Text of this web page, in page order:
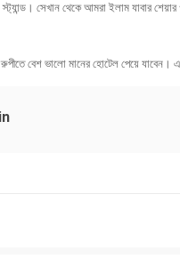
স্ট্যান্ড। সেখান থেকে আমরা ইলাম যাবার
বেশ ভালো মানের হোটেল পেয়ে যাবেন।